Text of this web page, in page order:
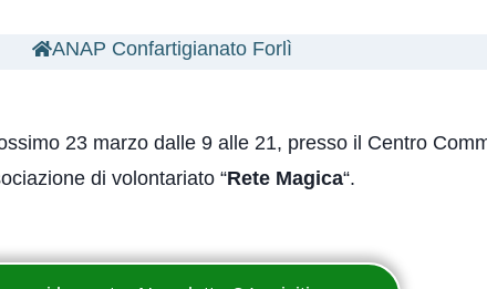
ANAP Confartigianato Forlì
23 marzo dalle 9 alle 21, presso il Centro
di volontariato “Rete Magica“.